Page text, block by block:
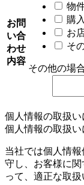
お問
い合
わせ
内容
物
購
お
そ
その他の場
個人情報の取扱い
個人情報の取扱い
当社では個人情
守し、お客様に
って、適正な取扱